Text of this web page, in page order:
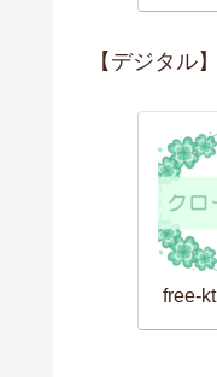
【デジタル】
free-